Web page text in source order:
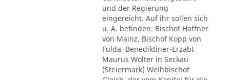
und der Regierung
eingereicht. Auf ihr sollen sich
u. A. befinden: Bischof Haffner
von Mainz, Bischof Kopp von
Fulda, Benediktiner-Erzabt
Maurus Wolter in Seckau
(Steiermark) Weihbischof